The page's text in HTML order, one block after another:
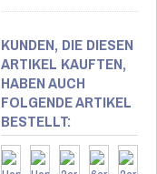
KUNDEN, DIE DIESEN
ARTIKEL KAUFTEN,
HABEN AUCH
FOLGENDE ARTIKEL
BESTELLT: